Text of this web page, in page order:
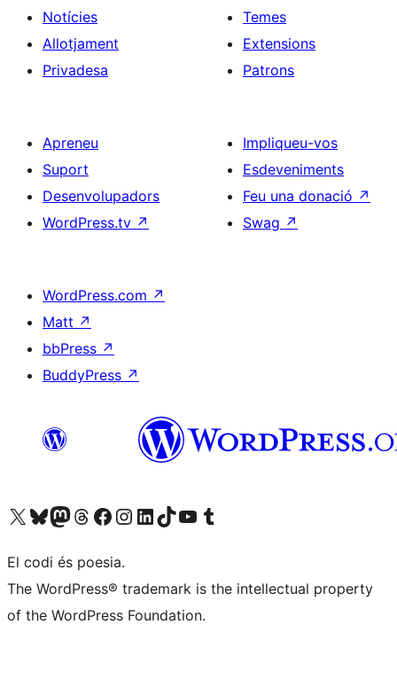
Notícies
Allotjament
Privadesa
Temes
Extensions
Patrons
Apreneu
Suport
Desenvolupadors
WordPress.tv ↗
Impliqueu-vos
Esdeveniments
Feu una donació ↗
Swag ↗
WordPress.com ↗
Matt ↗
bbPress ↗
BuddyPress ↗
Visiteu el nostre compte X (abans Twitter)
Visiteu el nostre compte de Bluesky
Visiteu el nostre compte al Mastodon
Visiteu el nostre compte de Threads
Visiteu la nostra pàgina al Facebook
Visiteu el nostre compte d'Instagram
Visiteu el nostre compte de LinkedIn
Visiteu el nostre compte de TikTok
Visiteu el nostre canal al YouTube
Visiteu el nostre compte de Tumblr
El codi és poesia.
The WordPress® trademark is the intellectual property
of the WordPress Foundation.